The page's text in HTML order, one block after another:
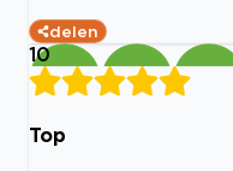
delen
10
Top